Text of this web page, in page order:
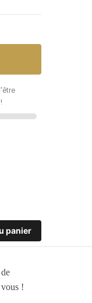
panier
!